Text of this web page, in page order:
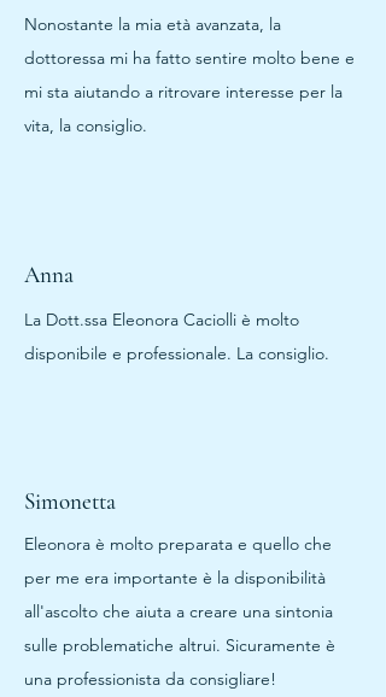
Nonostante la mia età avanzata, la
dottoressa mi ha fatto sentire molto bene e
mi sta aiutando a ritrovare interesse per la
vita, la consiglio.
Anna
La Dott.ssa Eleonora Caciolli è molto
disponibile e professionale. La consiglio.
Simonetta
Eleonora è molto preparata e quello che
per me era importante è la disponibilità
all'ascolto che aiuta a creare una sintonia
sulle problematiche altrui. Sicuramente è
una professionista da consigliare!